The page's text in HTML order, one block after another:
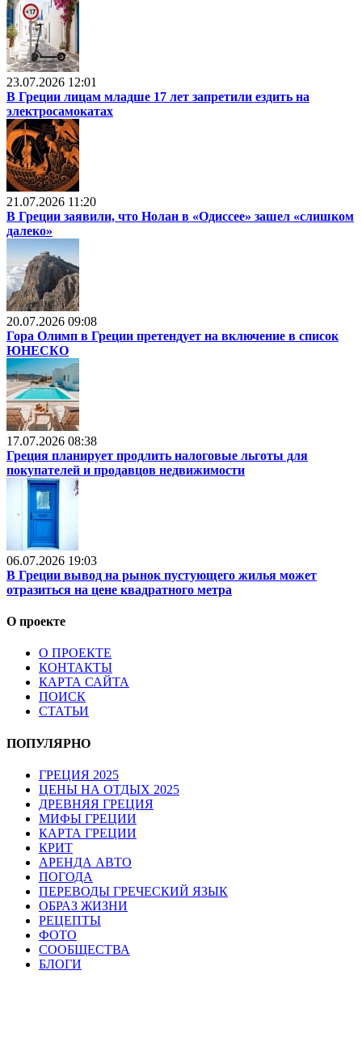
23.07.2026 12:01
В Греции лицам младше 17 лет запретили ездить на
электросамокатах
21.07.2026 11:20
В Греции заявили, что Нолан в «Одиссее» зашел «слишком
далеко»
20.07.2026 09:08
Гора Олимп в Греции претендует на включение в список
ЮНЕСКО
17.07.2026 08:38
Греция планирует продлить налоговые льготы для
покупателей и продавцов недвижимости
06.07.2026 19:03
В Греции вывод на рынок пустующего жилья может
отразиться на цене квадратного метра
О проекте
О ПРОЕКТЕ
КОНТАКТЫ
КАРТА САЙТА
ПОИСК
СТАТЬИ
ПОПУЛЯРНО
ГРЕЦИЯ 2025
ЦЕНЫ НА ОТДЫХ 2025
ДРЕВНЯЯ ГРЕЦИЯ
МИФЫ ГРЕЦИИ
КАРТА ГРЕЦИИ
КРИТ
АРЕНДА АВТО
ПОГОДА
ПЕРЕВОДЫ ГРЕЧЕСКИЙ ЯЗЫК
ОБРАЗ ЖИЗНИ
РЕЦЕПТЫ
ФОТО
СООБЩЕСТВА
БЛОГИ